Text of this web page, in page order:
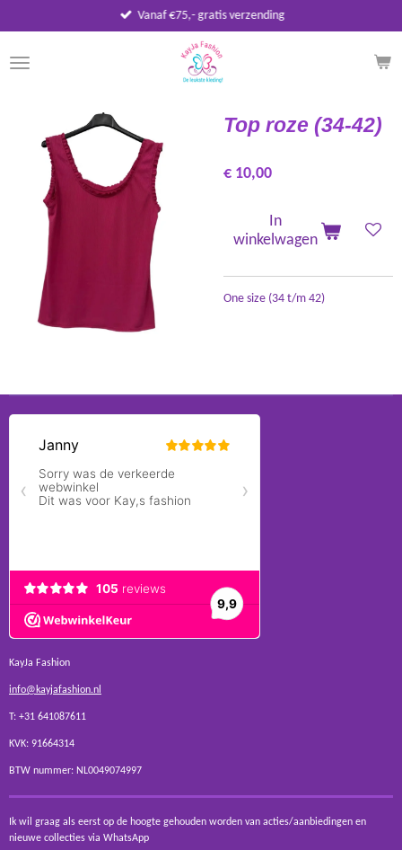
direct
naar
de
Vanaf €75,- gratis verzending
Top roze (34-42)
€ 10,00
In
winkelwagen
One size (34 t/m 42)
KayJa Fashion
info@kayjafashion.nl
T: +31 641087611
KVK: 91664314
BTW nummer: NL0049074997
Ik wil graag als eerst op de hoogte gehouden worden van acties/aanbiedingen en
nieuwe collecties via WhatsApp